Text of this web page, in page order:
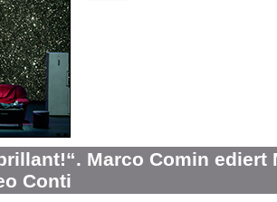
Marco Comin ediert
Conti